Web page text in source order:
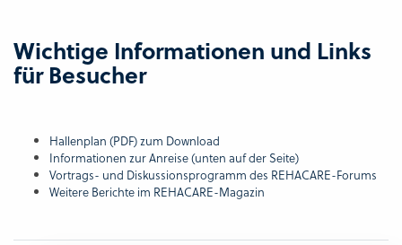
Wichtige Informationen und Links
für Besucher
Hallenplan (PDF) zum Download
Informationen zur Anreise (unten auf der Seite)
Vortrags- und Diskussionsprogramm des REHACARE-Forums
Weitere Berichte im REHACARE-Magazin